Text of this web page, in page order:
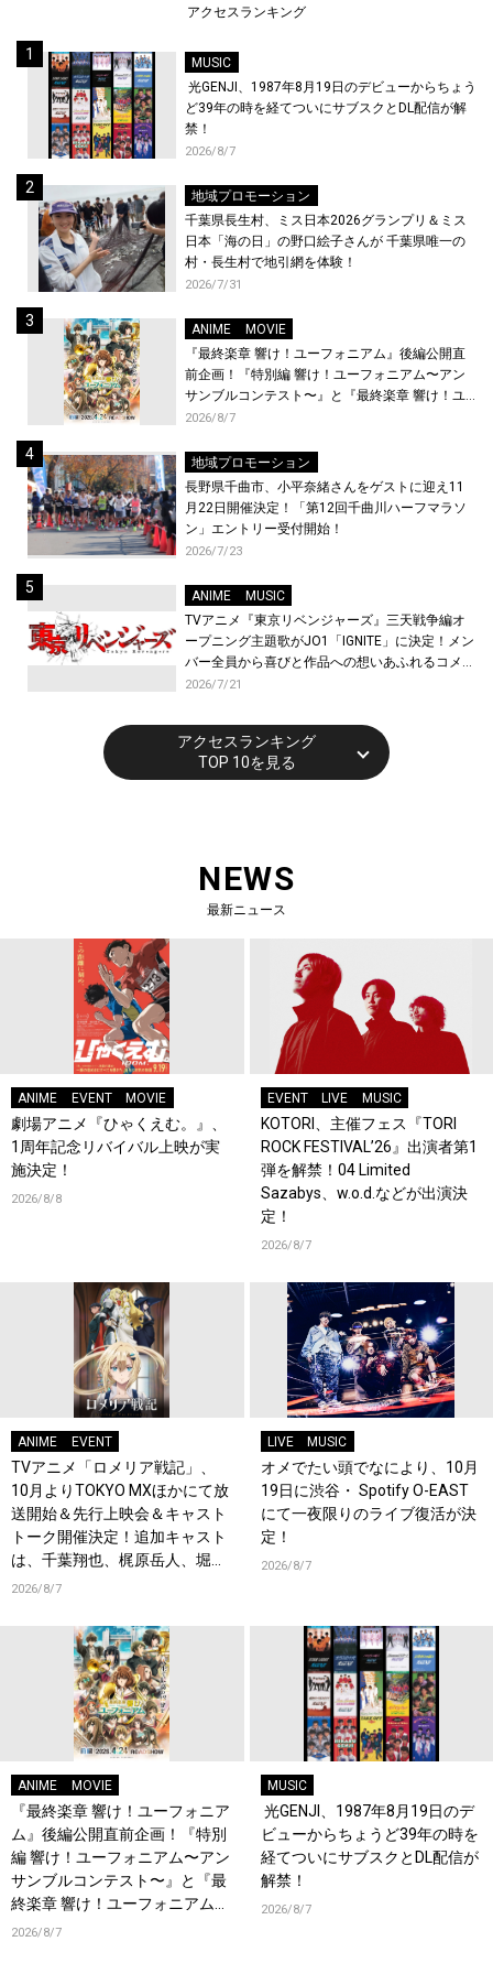
アクセスランキング
MUSIC
光GENJI、1987年8月19日のデビューからちょう
ど39年の時を経てついにサブスクとDL配信が解
禁！
2026/8/7
地域プロモーション
千葉県長生村、ミス日本2026グランプリ＆ミス
日本「海の日」の野口絵子さんが 千葉県唯一の
村・長生村で地引網を体験！
2026/7/31
ANIME
MOVIE
『最終楽章 響け！ユーフォニアム』後編公開直
前企画！『特別編 響け！ユーフォニアム〜アン
サンブルコンテスト〜』と『最終楽章 響け！ユ
ーフォニアム』前編の一挙上映が決定！
2026/8/7
地域プロモーション
長野県千曲市、小平奈緒さんをゲストに迎え11
月22日開催決定！「第12回千曲川ハーフマラソ
ン」エントリー受付開始！
2026/7/23
ANIME
MUSIC
TVアニメ『東京リベンジャーズ』三天戦争編オ
ープニング主題歌がJO1「IGNITE」に決定！メン
バー全員から喜びと作品への想いあふれるコメン
トが到着！9月に東京・大阪で先行上映会を開
2026/7/21
アクセスランキング
TOP 10を見る
NEWS
最新ニュース
ANIME EVENT MOVIE
劇場アニメ『ひゃくえむ。』、
1周年記念リバイバル上映が実
施決定！
2026/8/8
EVENT LIVE MUSIC
KOTORI、主催フェス『TORI
ROCK FESTIVAL’26』出演者第1
弾を解禁！04 Limited
Sazabys、w.o.d.などが出演決
定！
2026/8/7
ANIME EVENT
TVアニメ「ロメリア戦記」、
10月よりTOKYO MXほかにて放
送開始＆先行上映会＆キャスト
トーク開催決定！追加キャスト
は、千葉翔也、梶原岳人、堀江
瞬、綿貫竜之介！PV第1弾公
2026/8/7
LIVE MUSIC
オメでたい頭でなにより、10月
19日に渋谷・ Spotify O-EAST
にて一夜限りのライブ復活が決
定！
2026/8/7
ANIME MOVIE
『最終楽章 響け！ユーフォニア
ム』後編公開直前企画！『特別
編 響け！ユーフォニアム〜アン
サンブルコンテスト〜』と『最
終楽章 響け！ユーフォニアム』
前編の一挙上映が決定！
2026/8/7
MUSIC
光GENJI、1987年8月19日のデ
ビューからちょうど39年の時を
経てついにサブスクとDL配信が
解禁！
2026/8/7